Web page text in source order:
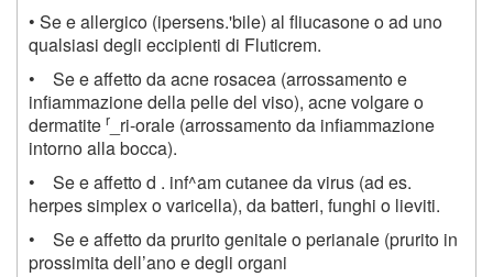
• Se e allergico (ipersens.'bile) al fliucasone o ad uno
qualsiasi degli eccipienti di Fluticrem.
• Se e affetto da acne rosacea (arrossamento e
infiammazione della pelle del viso), acne volgare o
dermatite r _ri-orale (arrossamento da infiammazione
intorno alla bocca).
• Se e affetto d . inf^am cutanee da virus (ad es.
herpes simplex o varicella), da batteri, funghi o lieviti.
• Se e affetto da prurito genitale o perianale (prurito in
prossimita dell’ano e degli organi